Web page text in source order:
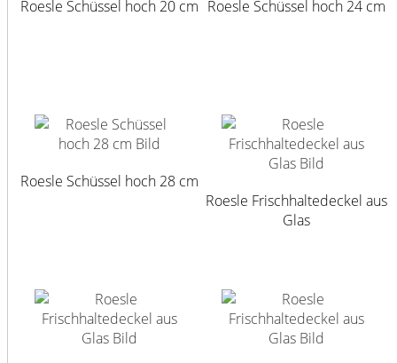
Roesle Schüssel hoch 20 cm Roesle Schüssel hoch 24 cm
Roesle Schüssel hoch 28 cm
Roesle Frischhaltedeckel aus
Glas